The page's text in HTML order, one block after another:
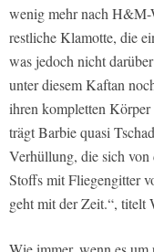
wenig mehr nach H&M-
restliche Klamotte, die
was jedoch nicht
unter diesem Kaftan
ihren kompletten
trägt Barbie quasi
Verhüllung, die sich
Stoffs mit Fliegengitter
geht mit der Zeit.“, titelt